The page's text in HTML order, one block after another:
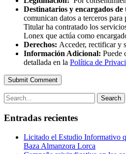
Destinatarios y encargados
comunican datos a terceros para
Titular ha contratado los
Lonex que actúa como
Derechos: Acceder, rectificar y
Información Adicional: Puede
detallada en la Política de
Submit Comment
Search
Entradas recientes
Licitado el Estudio Informativo
Baza Almanzora Lorca